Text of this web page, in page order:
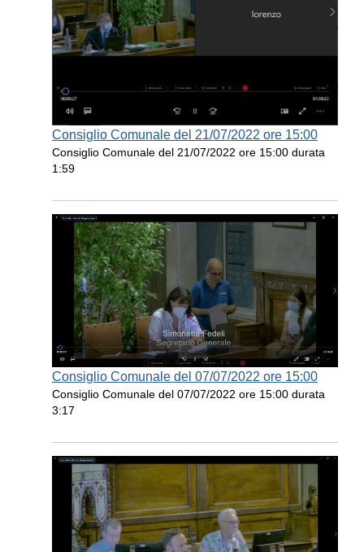
Consiglio Comunale del 21/07/2022 ore 15:00
Consiglio Comunale del 21/07/2022 ore 15:00 durata
1:59
Consiglio Comunale del 07/07/2022 ore 15:00
Consiglio Comunale del 07/07/2022 ore 15:00 durata
3:17